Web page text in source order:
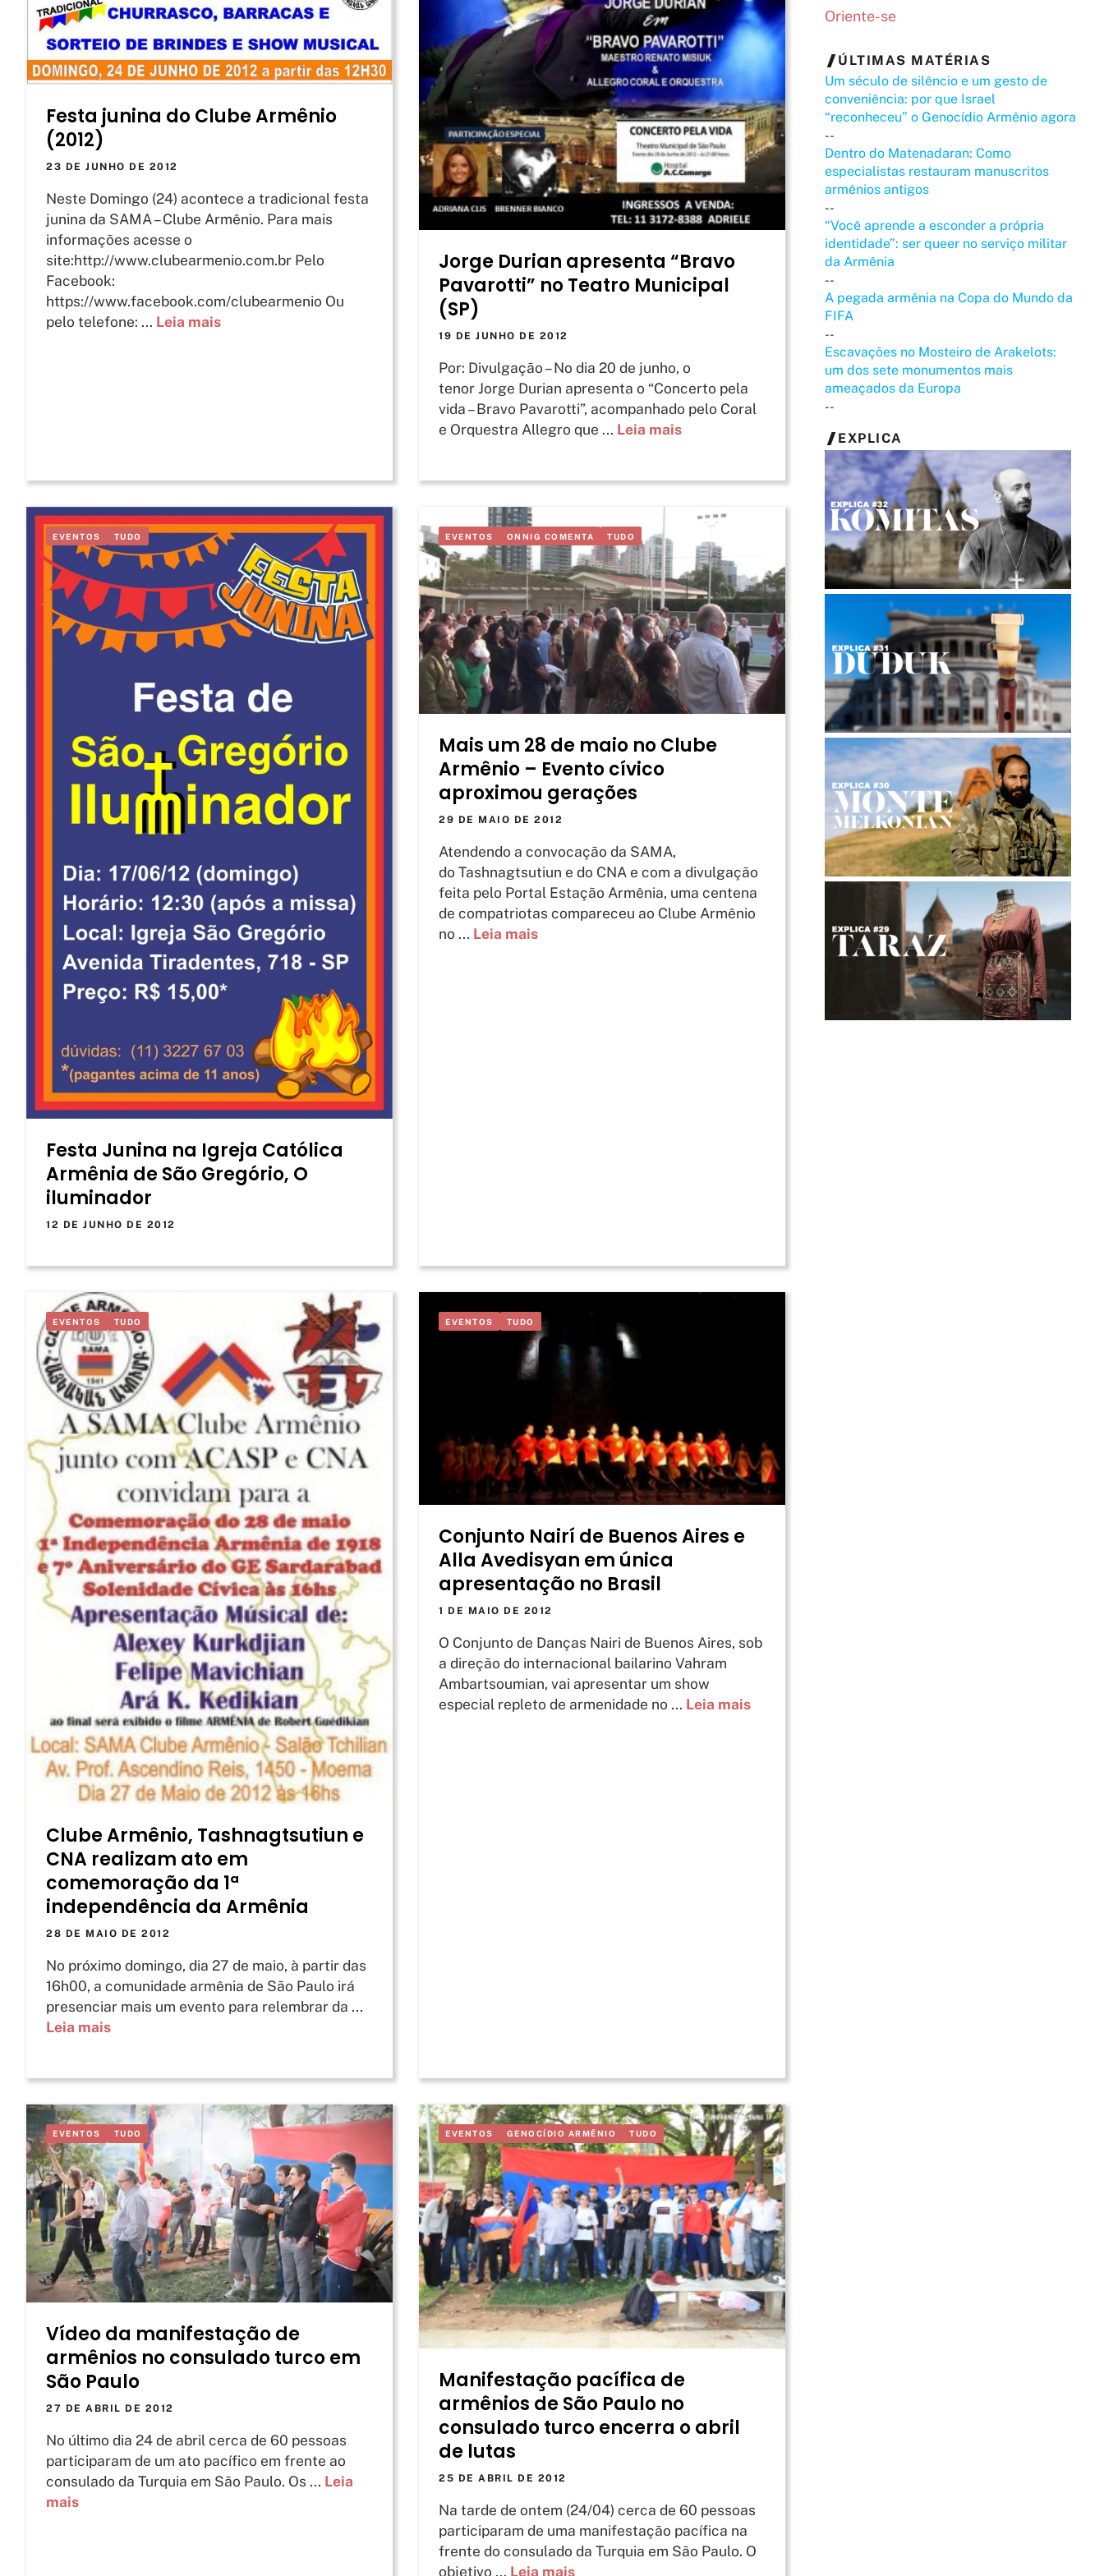
Festa junina do Clube Armênio
(2012)
23 DE JUNHO DE 2012
Neste Domingo (24) acontece a tradicional festa
junina da SAMA – Clube Armênio. Para mais
informações acesse o
site:http://www.clubearmenio.com.br Pelo
Facebook:
https://www.facebook.com/clubearmenio Ou
pelo telefone: ... Leia mais
Jorge Durian apresenta “Bravo
Pavarotti” no Teatro Municipal
(SP)
19 DE JUNHO DE 2012
Por: Divulgação – No dia 20 de junho, o
tenor Jorge Durian apresenta o “Concerto pela
vida – Bravo Pavarotti”, acompanhado pelo Coral
e Orquestra Allegro que ... Leia mais
EVENTOS TUDO
Festa Junina na Igreja Católica
Armênia de São Gregório, O
iluminador
12 DE JUNHO DE 2012
EVENTOS ONNIG COMENTA TUDO
Mais um 28 de maio no Clube
Armênio – Evento cívico
aproximou gerações
29 DE MAIO DE 2012
Atendendo a convocação da SAMA,
do Tashnagtsutiun e do CNA e com a divulgação
feita pelo Portal Estação Armênia, uma centena
de compatriotas compareceu ao Clube Armênio
no ... Leia mais
EVENTOS TUDO
Clube Armênio, Tashnagtsutiun e
CNA realizam ato em
comemoração da 1ª
independência da Armênia
28 DE MAIO DE 2012
No próximo domingo, dia 27 de maio, à partir das
16h00, a comunidade armênia de São Paulo irá
presenciar mais um evento para relembrar da ...
Leia mais
EVENTOS TUDO
Conjunto Nairí de Buenos Aires e
Alla Avedisyan em única
apresentação no Brasil
1 DE MAIO DE 2012
O Conjunto de Danças Nairi de Buenos Aires, sob
a direção do internacional bailarino Vahram
Ambartsoumian, vai apresentar um show
especial repleto de armenidade no ... Leia mais
EVENTOS TUDO
Vídeo da manifestação de
armênios no consulado turco em
São Paulo
27 DE ABRIL DE 2012
No último dia 24 de abril cerca de 60 pessoas
participaram de um ato pacífico em frente ao
consulado da Turquia em São Paulo. Os ... Leia
mais
EVENTOS GENOCÍDIO ARMÊNIO TUDO
Manifestação pacífica de
armênios de São Paulo no
consulado turco encerra o abril
de lutas
25 DE ABRIL DE 2012
Na tarde de ontem (24/04) cerca de 60 pessoas
participaram de uma manifestação pacífica na
frente do consulado da Turquia em São Paulo. O
objetivo ... Leia mais
Oriente-se
ÚLTIMAS MATÉRIAS
Um século de silêncio e um gesto de
conveniência: por que Israel
“reconheceu” o Genocídio Armênio agora
--
Dentro do Matenadaran: Como
especialistas restauram manuscritos
armênios antigos
--
“Você aprende a esconder a própria
identidade”: ser queer no serviço militar
da Armênia
--
A pegada armênia na Copa do Mundo da
FIFA
--
Escavações no Mosteiro de Arakelots:
um dos sete monumentos mais
ameaçados da Europa
--
EXPLICA